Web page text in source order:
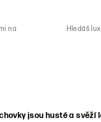
na
Hledáš
jsou husté a svěží